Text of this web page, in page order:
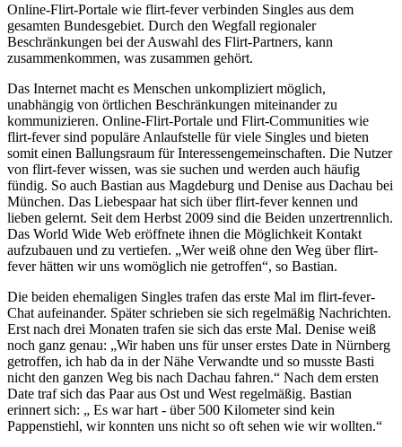
Online-Flirt-Portale wie flirt-fever verbinden Singles aus dem
gesamten Bundesgebiet. Durch den Wegfall regionaler
Beschränkungen bei der Auswahl des Flirt-Partners, kann
zusammenkommen, was zusammen gehört.
Das Internet macht es Menschen unkompliziert möglich,
unabhängig von örtlichen Beschränkungen miteinander zu
kommunizieren. Online-Flirt-Portale und Flirt-Communities wie
flirt-fever sind populäre Anlaufstelle für viele Singles und bieten
somit einen Ballungsraum für Interessengemeinschaften. Die Nutzer
von flirt-fever wissen, was sie suchen und werden auch häufig
fündig. So auch Bastian aus Magdeburg und Denise aus Dachau bei
München. Das Liebespaar hat sich über flirt-fever kennen und
lieben gelernt. Seit dem Herbst 2009 sind die Beiden unzertrennlich.
Das World Wide Web eröffnete ihnen die Möglichkeit Kontakt
aufzubauen und zu vertiefen. „Wer weiß ohne den Weg über flirt-
fever hätten wir uns womöglich nie getroffen“, so Bastian.
Die beiden ehemaligen Singles trafen das erste Mal im flirt-fever-
Chat aufeinander. Später schrieben sie sich regelmäßig Nachrichten.
Erst nach drei Monaten trafen sie sich das erste Mal. Denise weiß
noch ganz genau: „Wir haben uns für unser erstes Date in Nürnberg
getroffen, ich hab da in der Nähe Verwandte und so musste Basti
nicht den ganzen Weg bis nach Dachau fahren.“ Nach dem ersten
Date traf sich das Paar aus Ost und West regelmäßig. Bastian
erinnert sich: „ Es war hart - über 500 Kilometer sind kein
Pappenstiehl, wir konnten uns nicht so oft sehen wie wir wollten.“